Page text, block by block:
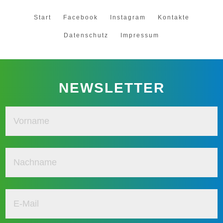
Start Facebook Instagram Kontakte
Datenschutz Impressum
NEWSLETTER